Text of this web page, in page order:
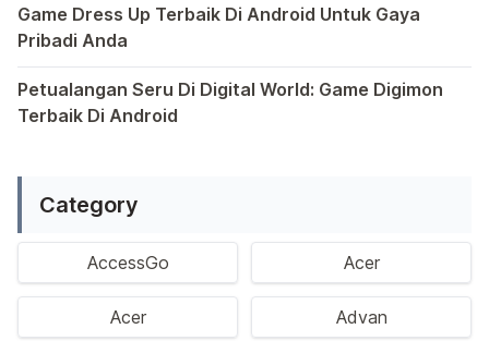
Game Dress Up Terbaik Di Android Untuk Gaya
Pribadi Anda
Saat ini, platform Android telah menjadi wadah kreativitas
Petualangan Seru Di Digital World: Game Digimon
Terbaik Di Android
Category
AccessGo Acer
Acer Advan